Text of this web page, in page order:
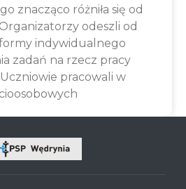
znacząco różniła się od
odeszli od
indywidualnego
zadań na rzecz pracy
Uczniowie pracowali w